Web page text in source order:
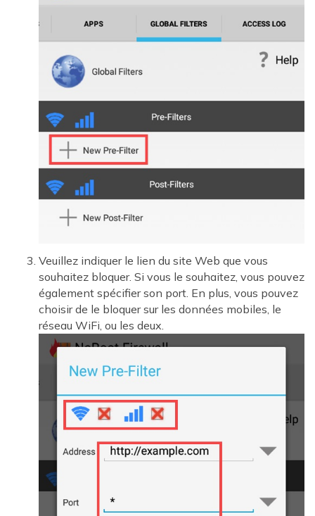
Veuillez indiquer le lien du site Web que vous
souhaitez bloquer. Si vous le souhaitez, vous pouvez
également spécifier son port. En plus, vous pouvez
choisir de le bloquer sur les données mobiles, le
réseau WiFi, ou les deux.